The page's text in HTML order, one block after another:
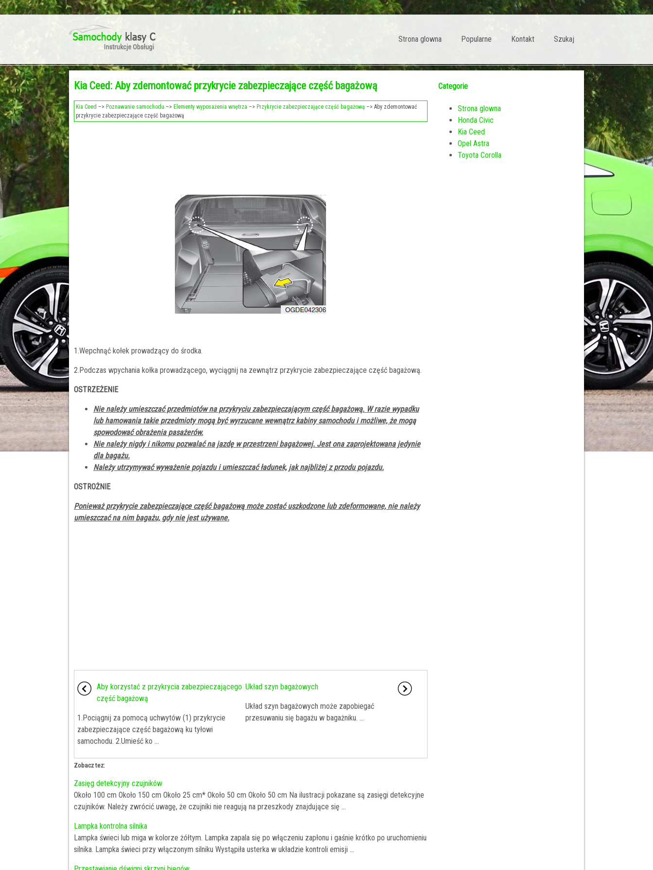
Strona glowna Popularne Kontakt Szukaj
Kia Ceed: Aby zdemontować przykrycie zabezpieczające część bagażową
Kia Ceed –> Poznawanie samochodu –> Elementy wyposażenia wnętrza –> Przykrycie zabezpieczające część bagażową –> Aby zdemontować
przykrycie zabezpieczające część bagażową
1.Wepchnąć kołek prowadzący do środka.
2.Podczas wpychania kołka prowadzącego, wyciągnij na zewnątrz przykrycie zabezpieczające część bagażową.
OSTRZEŻENIE
Nie należy umieszczać przedmiotów na przykryciu zabezpieczającym część bagażową. W razie wypadku
lub hamowania takie przedmioty mogą być wyrzucane wewnątrz kabiny samochodu i możliwe, że mogą
spowodować obrażenia pasażerów.
Nie należy nigdy i nikomu pozwalać na jazdę w przestrzeni bagażowej. Jest ona zaprojektowana jedynie
dla bagażu.
Należy utrzymywać wyważenie pojazdu i umieszczać ładunek, jak najbliżej z przodu pojazdu.
OSTROŻNIE
Ponieważ przykrycie zabezpieczające część bagażową może zostać uszkodzone lub zdeformowane, nie należy
umieszczać na nim bagażu, gdy nie jest używane.
Aby korzystać z przykrycia zabezpieczającego
część bagażową
1.Pociągnij za pomocą uchwytów (1) przykrycie
zabezpieczające część bagażową ku tyłowi
samochodu. 2.Umieść ko ...
Układ szyn bagażowych
Układ szyn bagażowych może zapobiegać
przesuwaniu się bagażu w bagażniku. ...
Zobacz tez:
Zasięg detekcyjny czujników
Około 100 cm Około 150 cm Około 25 cm* Około 50 cm Około 50 cm Na ilustracji pokazane są zasięgi detekcyjne
czujników. Należy zwrócić uwagę, że czujniki nie reagują na przeszkody znajdujące się ...
Lampka kontrolna silnika
Lampka świeci lub miga w kolorze żółtym. Lampka zapala się po włączeniu zapłonu i gaśnie krótko po uruchomieniu
silnika. Lampka świeci przy włączonym silniku Wystąpiła usterka w układzie kontroli emisji ...
Categorie
Strona glowna
Honda Civic
Kia Ceed
Opel Astra
Toyota Corolla